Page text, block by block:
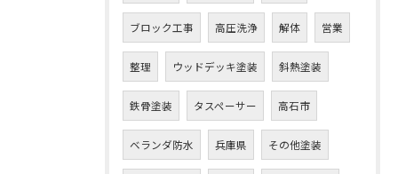
ブロック工事 高圧洗浄 解体 営業
整理 ウッドデッキ塗装 斜熱塗装
鉄骨塗装 タスペーサー 高石市
ベランダ防水 兵庫県 その他塗装